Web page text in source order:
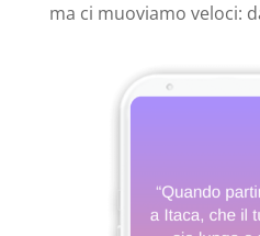
ma ci muoviamo veloci: